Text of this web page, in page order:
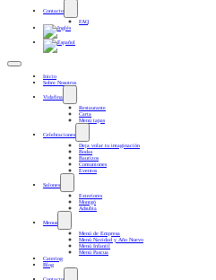
Contacto
FAQ
Inicio
Sobre Nosotros
Vidafina
Restaurante
Carta
Menú tapas
Celebraciones
Deja volar tu imaginación
Bodas
Bautizos
Comuniones
Eventos
Salones
Exteriores
Montgó
Adsubia
Menus
Menú de Empresa
Menú Navidad y Año Nuevo
Menú Infantil
Menú Pascua
Catering
Blog
Contacto